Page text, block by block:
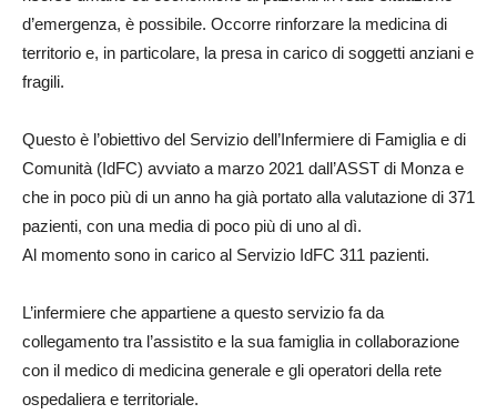
d’emergenza, è possibile. Occorre rinforzare la medicina di
territorio e, in particolare, la presa in carico di soggetti anziani e
fragili.
Questo è l’obiettivo del Servizio dell’Infermiere di Famiglia e di
Comunità (IdFC) avviato a marzo 2021 dall’ASST di Monza e
che in poco più di un anno ha già portato alla valutazione di 371
pazienti, con una media di poco più di uno al dì.
Al momento sono in carico al Servizio IdFC 311 pazienti.
L’infermiere che appartiene a questo servizio fa da
collegamento tra l’assistito e la sua famiglia in collaborazione
con il medico di medicina generale e gli operatori della rete
ospedaliera e territoriale.